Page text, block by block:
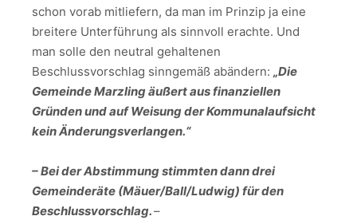
schon vorab mitliefern, da man im Prinzip ja eine
breitere Unterführung als sinnvoll erachte. Und
man solle den neutral gehaltenen
Beschlussvorschlag sinngemäß abändern: „Die
Gemeinde Marzling äußert aus finanziellen
Gründen und auf Weisung der Kommunalaufsicht
kein Änderungsverlangen.“
– Bei der Abstimmung stimmten dann drei
Gemeinderäte (Mäuer/Ball/Ludwig) für den
Beschlussvorschlag.–